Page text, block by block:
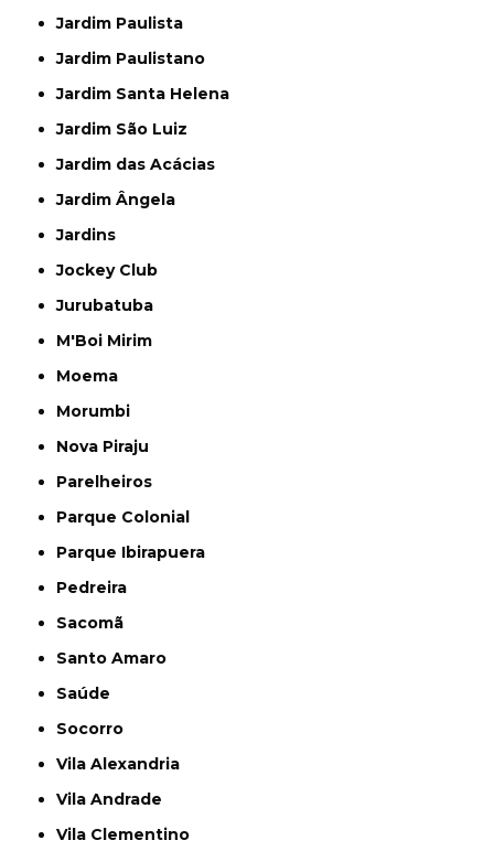
Jardim Paulista
Jardim Paulistano
Jardim Santa Helena
Jardim São Luiz
Jardim das Acácias
Jardim Ângela
Jardins
Jockey Club
Jurubatuba
M'Boi Mirim
Moema
Morumbi
Nova Piraju
Parelheiros
Parque Colonial
Parque Ibirapuera
Pedreira
Sacomã
Santo Amaro
Saúde
Socorro
Vila Alexandria
Vila Andrade
Vila Clementino